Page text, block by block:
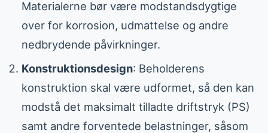
Materialerne bør være modstandsdygtige
over for korrosion, udmattelse og andre
nedbrydende påvirkninger.
Konstruktionsdesign: Beholderens
konstruktion skal være udformet, så den kan
modstå det maksimalt tilladte driftstryk (PS)
samt andre forventede belastninger, såsom